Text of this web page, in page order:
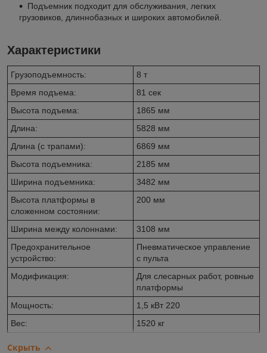
Подъемник подходит для обслуживания, легких
грузовиков, длиннобазных и широких автомобилей.
Характеристики
Грузоподъемность:
8 т
Время подъема:
81 сек
Высота подъема:
1865 мм
Длина:
5828 мм
Длина (с трапами):
6869 мм
Высота подъемника:
2185 мм
Ширина подъемника:
3482 мм
Высота платформы в
сложенном состоянии:
200 мм
Ширина между колоннами:
3108 мм
Предохранительное
устройство:
Пневматическое управление
с пульта
Модификация:
Для слесарных работ, ровные
платформы
Мощность:
1,5 кВт 220
Вес:
1520 кг
Скрыть